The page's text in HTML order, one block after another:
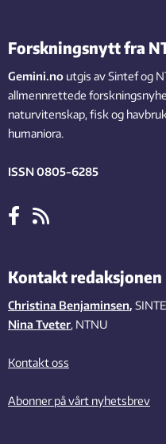
Forskningsnytt fra
Gemini.no utgis av Sintef og
allmennrettede
naturvitenskap, fisk og
humaniora.
ISSN 0805-6285
Kontakt redaksjonen
Christina Benjaminsen,
Nina Tveter, NTNU
Kontakt oss
Abonner på vårt nyhetsbrev